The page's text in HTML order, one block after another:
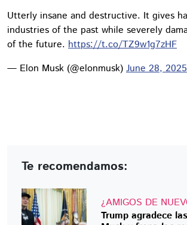
Utterly insane and destructive. It gives
industries of the past while severely
of the future. https://t.co/TZ9w1g7zHF
— Elon Musk (@elonmusk) June 28, 2025
Te recomendamos:
¿AMIGOS DE
Trump agradece